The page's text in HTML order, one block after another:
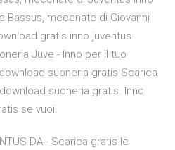
Bassus, mecenate di Giovanni
gratis inno juventus
Juve - Inno per il tuo
suoneria gratis Scarica
suoneria gratis. Inno
se vuoi.
DA - Scarica gratis le